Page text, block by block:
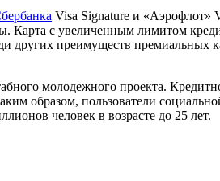
Visa Signature и «Аэрофлот»
Карта с увеличенным лимитом
других преимуществ
молодежного проекта.
образом, пользователи
человек в возрасте до 25 лет.